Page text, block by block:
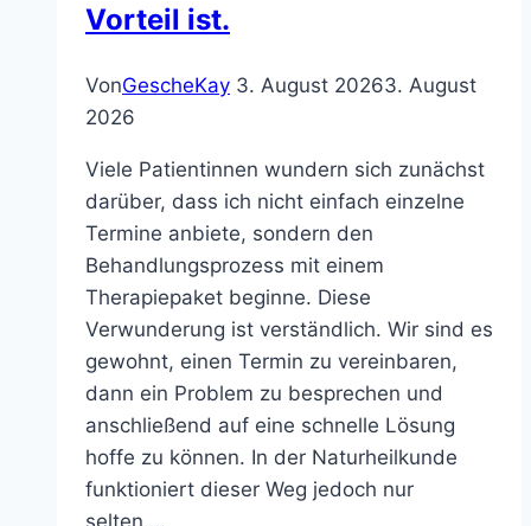
Vorteil ist.
VonGescheKay 3. August 20263. August
2026
Viele Patientinnen wundern sich zunächst
darüber, dass ich nicht einfach einzelne
Termine anbiete, sondern den
Behandlungsprozess mit einem
Therapiepaket beginne. Diese
Verwunderung ist verständlich. Wir sind es
gewohnt, einen Termin zu vereinbaren,
dann ein Problem zu besprechen und
anschließend auf eine schnelle Lösung
hoffe zu können. In der Naturheilkunde
funktioniert dieser Weg jedoch nur
selten….